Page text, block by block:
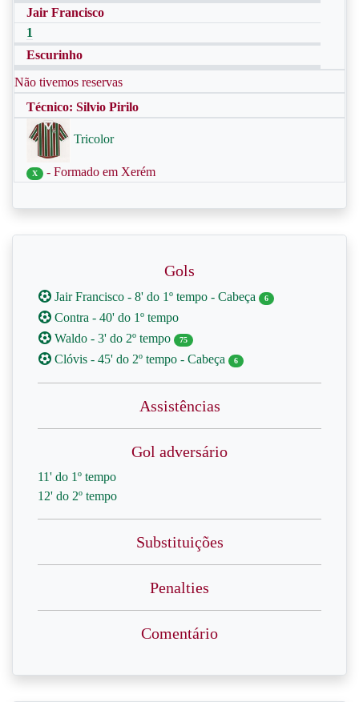
Jair Francisco
1
Escurinho
Não tivemos reservas
Técnico: Silvio Pirilo
Tricolor
X - Formado em Xerém
Gols
Jair Francisco - 8' do 1º tempo - Cabeça 6
Contra - 40' do 1º tempo
Waldo - 3' do 2º tempo
75
Clóvis - 45' do 2º tempo - Cabeça 6
Assistências
Gol adversário
11' do 1º tempo
12' do 2º tempo
Substituições
Penalties
Comentário